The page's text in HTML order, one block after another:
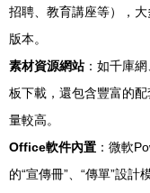
招聘、教育講座等），
版本。
素材資源網站：如千庫
板下載，還包含豐富的
量較高。
Office軟件內置 ：微軟
的“宣傳冊”、“傳單”設